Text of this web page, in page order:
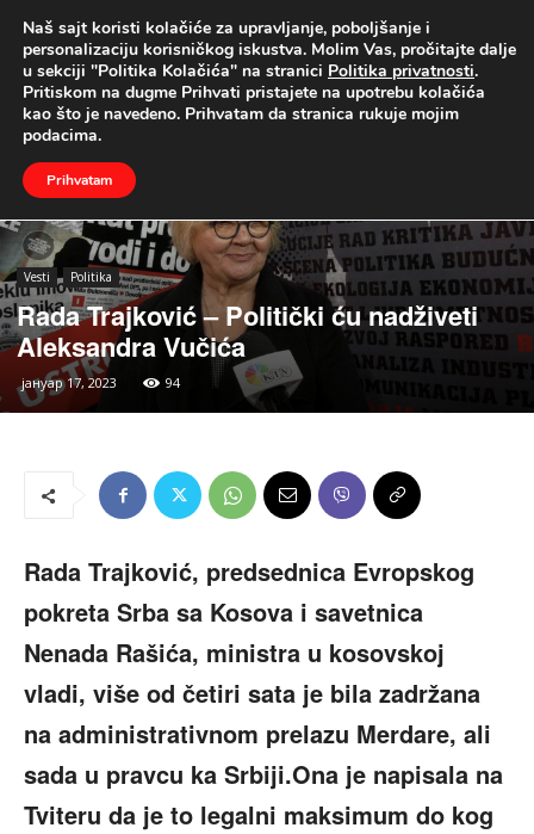
UŽIVO
Naslovna Vesti Politika
Vesti Politika
Rada Trajković – Politički ću nadživeti
Aleksandra Vučića
јануар 17, 2023 94
Rada Trajković, predsednica Evropskog
pokreta Srba sa Kosova i savetnica
Nenada Rašića, ministra u kosovskoj
vladi, više od četiri sata je bila zadržana
na administrativnom prelazu Merdare, ali
sada u pravcu ka Srbiji.Ona je napisala na
Tviteru da je to legalni maksimum do kog
Naš sajt koristi kolačiće za upravljanje, poboljšanje i
personalizaciju korisničkog iskustva. Molim Vas, pročitajte dalje
u sekciji "Politika Kolačića" na stranici Politika privatnosti.
Pritiskom na dugme Prihvati pristajete na upotrebu kolačića
kao što je navedeno. Prihvatam da stranica rukuje mojim
podacima.
Prihvatam